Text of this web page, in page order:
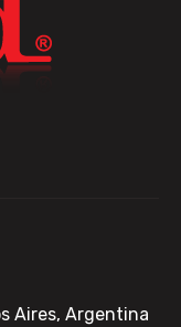
Aires, Argentina